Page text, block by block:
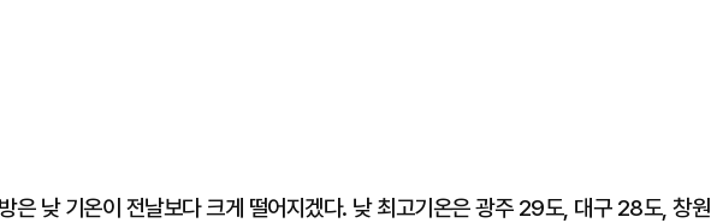
은 낮 기온이 전날보다 크게 떨어지겠다. 낮 최고기온은 광주 29도, 대구 28도, 창원